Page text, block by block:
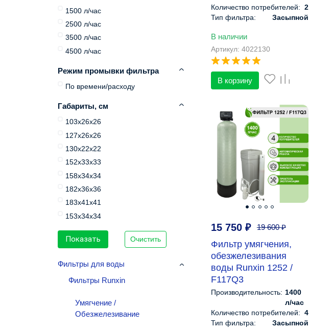
1500 л/час
2500 л/час
3500 л/час
4500 л/час
Режим промывки фильтра
По времени/расходу
Габариты, см
103х26х26
127х26х26
130х22х22
152х33х33
158х34х34
182х36х36
183х41х41
153х34х34
Очистить
Фильтры для воды
Фильтры Runxin
Умягчение /
Обезжелезивание
Количество потребителей: 2
Тип фильтра:
Засыпной
Габариты, см:
В наличии
Артикул: 4022130
В корзину
15 750 ₽ 19 600₽
Фильтр умягчения,
обезжелезивания
воды Runxin 1252 /
F117Q3
Производительность: 1400
л/час
Количество потребителей: 4
Тип фильтра:
Засыпной